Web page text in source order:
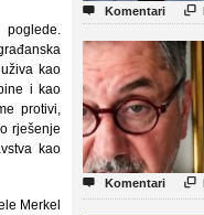
kao
i kao
protivi,
rješenje
kao
Merkel
 Komentari 
 Komentari 